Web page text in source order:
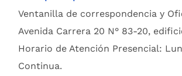
Ventanilla de correspondencia y
Avenida Carrera 20 N° 83-20,
Horario de Atención Presencial:
Continua.